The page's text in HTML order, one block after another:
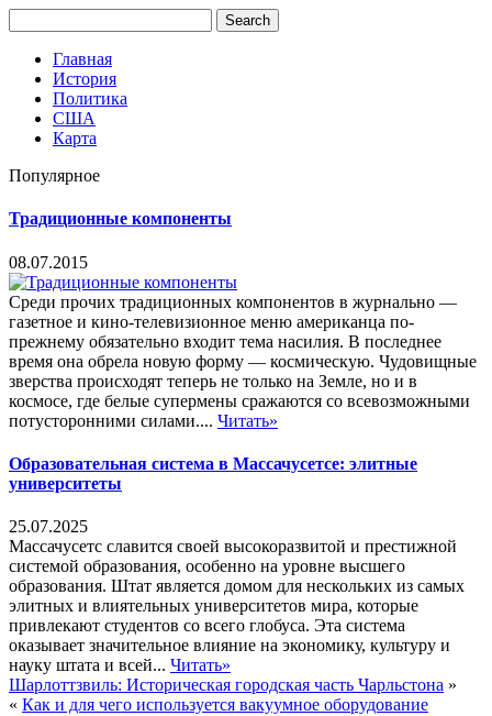
Главная
История
Политика
США
Карта
Популярное
Традиционные компоненты
08.07.2015
Среди прочих традиционных компонентов в журнально —
газетное и кино-телевизионное меню американца по-
прежнему обязательно входит тема насилия. В последнее
время она обрела новую форму — космическую. Чудовищные
зверства происходят теперь не только на Земле, но и в
космосе, где белые супермены сражаются со всевозможными
потусторонними силами.... Читать»
Образовательная система в Массачусетсе: элитные
университеты
25.07.2025
Массачусетс славится своей высокоразвитой и престижной
системой образования, особенно на уровне высшего
образования. Штат является домом для нескольких из самых
элитных и влиятельных университетов мира, которые
привлекают студентов со всего глобуса. Эта система
оказывает значительное влияние на экономику, культуру и
науку штата и всей... Читать»
Шарлоттзвиль: Историческая городская часть Чарльстона »
« Как и для чего используется вакуумное оборудование